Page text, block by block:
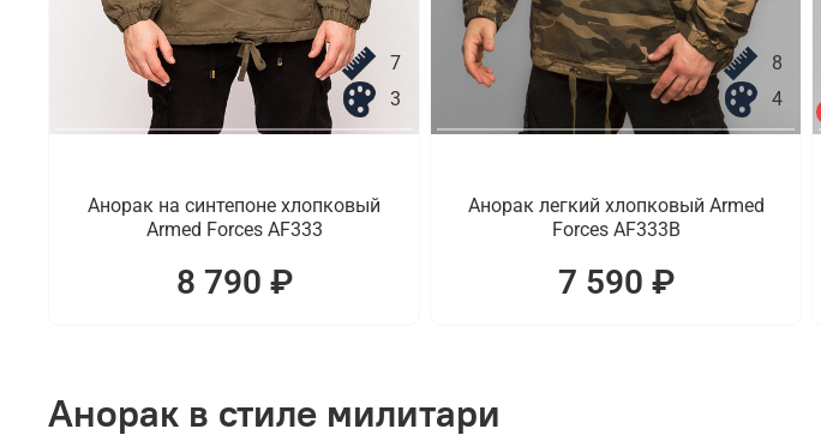
7
3
Анорак на синтепоне хлопковый
Armed Forces AF333
8 790 ₽
8
4
Анорак легкий хлопковый Armed
Forces AF333B
7 590 ₽
Анорак в стиле милитари